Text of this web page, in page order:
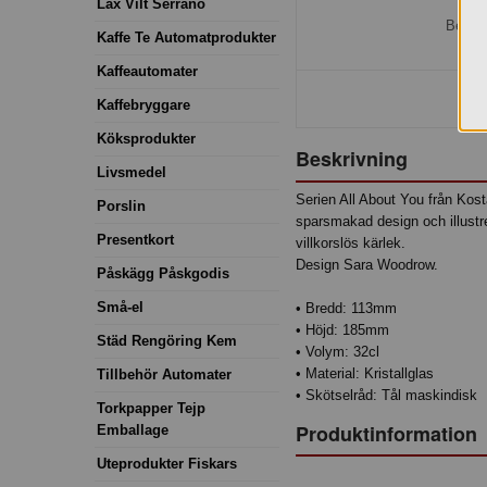
Lax Vilt Serrano
Kaffe Te Automatprodukter
Kaffeautomater
Kaffebryggare
Köksprodukter
Livsmedel
Porslin
Presentkort
Påskägg Påskgodis
Små-el
Städ Rengöring Kem
Tillbehör Automater
Torkpapper Tejp
Emballage
Uteprodukter Fiskars
Beskrivning
Serien All About You från
sparsmakad design och
villkorslös kärlek.
Design Sara Woodrow.
• Bredd: 113mm
• Höjd: 185mm
• Volym: 32cl
• Material: Kristallglas
• Skötselråd: Tål maskindisk
Produktinformation